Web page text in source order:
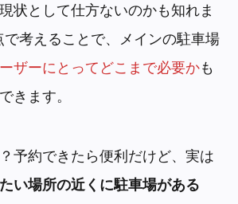
状として仕方ないのかも知れま
考えることで、メインの駐車場
ザーにとってどこまで必要かも
きます。
予約できたら便利だけど、実は
い場所の近くに駐車場がある